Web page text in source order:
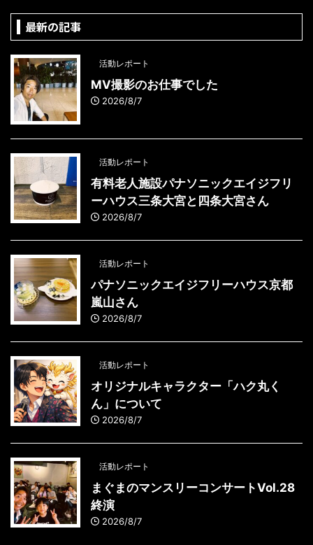
最新の記事
活動レポート
MV撮影のお仕事でした
2026/8/7
活動レポート
有料老人施設パナソニックエイジフリ
ーハウス三条大宮と四条大宮さん
2026/8/7
活動レポート
パナソニックエイジフリーハウス京都
嵐山さん
2026/8/7
活動レポート
オリジナルキャラクター「ハク丸く
ん」について
2026/8/7
活動レポート
まぐまのマンスリーコンサートVol.28
終演
2026/8/7